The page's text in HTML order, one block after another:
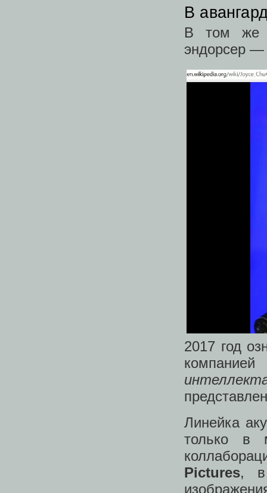
В
В том же
эндорсер —
2017 год
Линейка
только в
Pictures, в